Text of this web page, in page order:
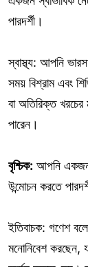
পারদর্শী।
স্বাস্থ্য: আপনি
সময় বিশ্রাম এবং
বা অতিরিক্ত
পারেন।
বৃশ্চিক: আপনি একজন
উন্মোচন করতে
ইতিবাচক: গণেশ
মনোনিবেশ করছেন,